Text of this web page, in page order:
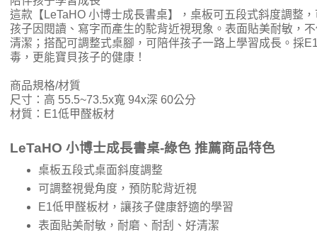
這款【LeTaHO 小博士成長書桌】，桌板可五段式斜度調整
孩子因閱讀、寫字而產生的駝背近視現象。表面貼美耐敏，
清潔；搭配可調整式桌腳，可陪伴孩子一路上學習成長。採
毒，更能寶貝孩子的健康！
商品規格/材質
尺寸：高 55.5~73.5x寬 94x深 60公分
材質：E1低甲醛板材
LeTaHO 小博士成長書桌-綠色 推薦商品特色
桌板五段式桌面斜度調整
可調整視覺角度，預防駝背近視
E1低甲醛板材，讓孩子健康舒適的學習
表面貼美耐敏，耐磨、耐刮、好清潔